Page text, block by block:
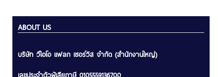
ABOUT US
บริษัท วีไอโอ แฟลก เซอร์วิส จำกัด (สำนักงานใหญ่)
เลขประจำตัวผู้เสียภาษี 0105559136700